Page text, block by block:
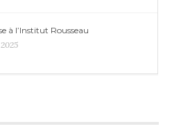
à l’Institut Rousseau